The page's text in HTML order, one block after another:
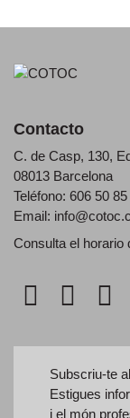
Contacto
C. de Casp, 130,
08013 Barcelona
Teléfono: 606 50
Email:
Consulta el horario
Subscriu-te
Estigues
i el món